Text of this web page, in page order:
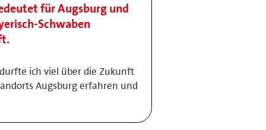
für Augsburg und
Schwaben
ich viel über die Zukunft
Augsburg erfahren und